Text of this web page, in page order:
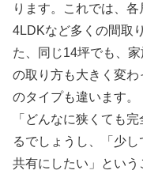
ります。これでは、
4LDKなど多くの間取
た、同じ14坪でも、
の取り方も大きく変
のタイプも違います。
「どんなに狭くても
るでしょうし、「少
共有にしたい」という